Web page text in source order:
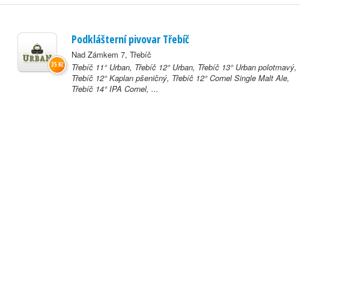
Podklášterní pivovar Třebíč
Nad Zámkem 7, Třebíč
Třebíč 11° Urban, Třebíč 12° Urban, Třebíč 13° Urban polotmavý,
Třebíč 12° Kaplan pšeničný, Třebíč 12° Cornel Single Malt Ale,
Třebíč 14° IPA Cornel, ...
35 Kč